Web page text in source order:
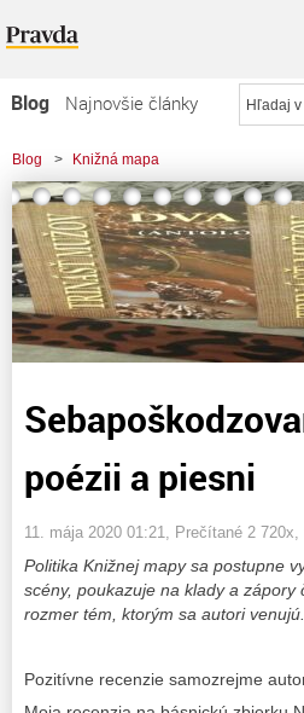
Blog
Najnovšie články
Najčítanejšie články
Najkomentovanejšie články
Zoznam blogov
Komerčné blogy
Blog > Knižná mapa
> Sebapoškodzovanie a pokusy o
poézii a piesni
11. mája 2020 01:21 , Prečítané 2 720x,
Politika Knižnej mapy sa postupne
scény, poukazuje na klady a
rozmer tém, ktorým sa autori venujú.
Pozitívne recenzie samozrejme